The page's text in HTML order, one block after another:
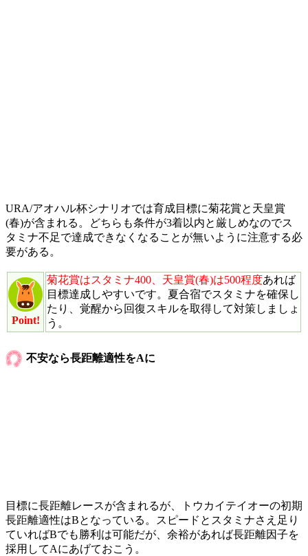
URA/アオハル杯シナリオでは育成目標に菊花賞と天皇賞
(春)が含まれる。どちらも条件が3着以内と厳しめなのでス
タミナ不足で達成できなくなることが無いように注意する必
要がある。
Point!
菊花賞はスタミナ400、天皇賞(春)は500程度あれば
目標達成しやすいです。夏合宿でスタミナを確保し
たり、覚醒から回復スキルを取得して対策しましょ
う。
不安なら長距離適性をAに
目標に長距離レースが含まれるが、トウカイテイオーの初期
長距離適性はBとなっている。スピードとスタミナさえ足り
ていればBでも勝利は可能だが、余裕があれば長距離因子を
採用してAにあげておこう。